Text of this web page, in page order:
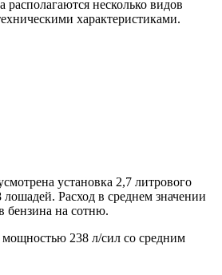
располагаются несколько видов
характеристиками.
установка 2,7 литрового
Расход в среднем значении
бензина на сотню.
мощностью 238 л/сил со средним